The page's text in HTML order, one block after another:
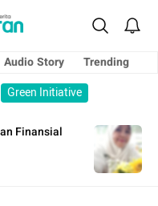
Audio Story
Trending
Green Initiative
Finansial